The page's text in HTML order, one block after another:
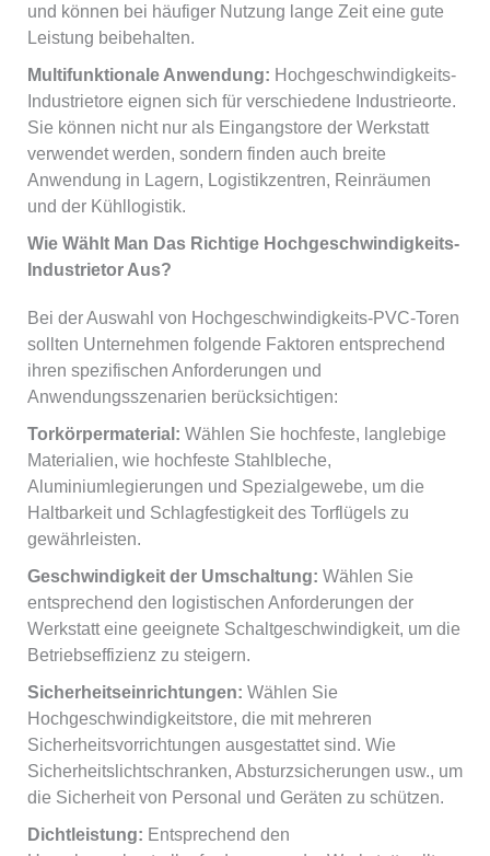
und können bei häufiger Nutzung lange Zeit eine gute
Leistung beibehalten.
Multifunktionale Anwendung: Hochgeschwindigkeits-
Industrietore eignen sich für verschiedene Industrieorte.
Sie können nicht nur als Eingangstore der Werkstatt
verwendet werden, sondern finden auch breite
Anwendung in Lagern, Logistikzentren, Reinräumen
und der Kühllogistik.
Wie Wählt Man Das Richtige Hochgeschwindigkeits-
Industrietor Aus?
Bei der Auswahl von Hochgeschwindigkeits-PVC-Toren
sollten Unternehmen folgende Faktoren entsprechend
ihren spezifischen Anforderungen und
Anwendungsszenarien berücksichtigen:
Torkörpermaterial: Wählen Sie hochfeste, langlebige
Materialien, wie hochfeste Stahlbleche,
Aluminiumlegierungen und Spezialgewebe, um die
Haltbarkeit und Schlagfestigkeit des Torflügels zu
gewährleisten.
Geschwindigkeit der Umschaltung: Wählen Sie
entsprechend den logistischen Anforderungen der
Werkstatt eine geeignete Schaltgeschwindigkeit, um die
Betriebseffizienz zu steigern.
Sicherheitseinrichtungen: Wählen Sie
Hochgeschwindigkeitstore, die mit mehreren
Sicherheitsvorrichtungen ausgestattet sind. Wie
Sicherheitslichtschranken, Absturzsicherungen usw., um
die Sicherheit von Personal und Geräten zu schützen.
Dichtleistung: Entsprechend den